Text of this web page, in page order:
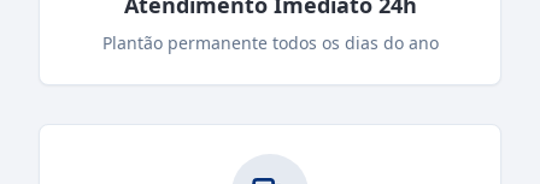
Plantão permanente todos os dias do ano